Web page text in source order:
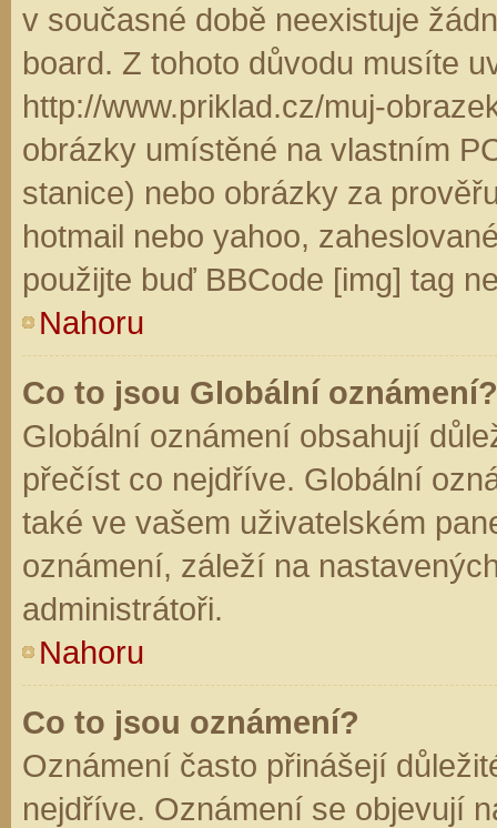
v současné době neexistuje
board. Z tohoto důvodu musíte
http://www.priklad.cz/muj-
obrázky umístěné na vlastním
stanice) nebo obrázky za
hotmail nebo yahoo,
použijte buď BBCode [img] tag
Nahoru
Co to jsou Globální oznámení?
Globální oznámení obsahují
přečíst co nejdříve. Globální
také ve vašem uživatelském
oznámení, záleží na
administrátoři.
Nahoru
Co to jsou oznámení?
Oznámení často přinášejí
nejdříve. Oznámení se objevují